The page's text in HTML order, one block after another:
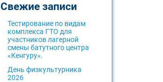
Свежие записи
Тестирование по видам
комплекса ГТО для
участников лагерной
смены батутного центра
«Кенгуру».
День физкультурника
2026